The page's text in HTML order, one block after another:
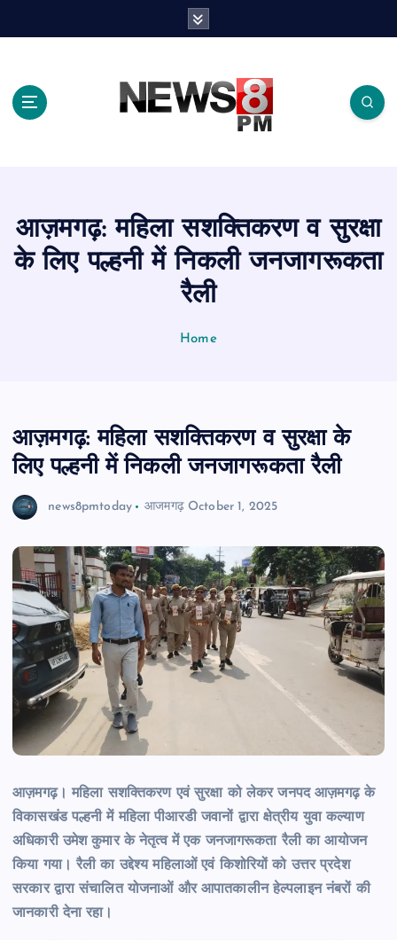
आज़मगढ़: महिला सशक्तिकरण व सुरक्षा
के लिए पल्हनी में निकली जनजागरूकता
रैली
Home
आज़मगढ़: महिला सशक्तिकरण व सुरक्षा के
लिए पल्हनी में निकली जनजागरूकता रैली
news8pmtoday आजमगढ़ October 1, 2025
आज़मगढ़। महिला सशक्तिकरण एवं सुरक्षा को लेकर जनपद आज़मगढ़ के
विकासखंड पल्हनी में महिला पीआरडी जवानों द्वारा क्षेत्रीय युवा कल्याण
अधिकारी उमेश कुमार के नेतृत्व में एक जनजागरूकता रैली का आयोजन
किया गया। रैली का उद्देश्य महिलाओं एवं किशोरियों को उत्तर प्रदेश
सरकार द्वारा संचालित योजनाओं और आपातकालीन हेल्पलाइन नंबरों की
जानकारी देना रहा।